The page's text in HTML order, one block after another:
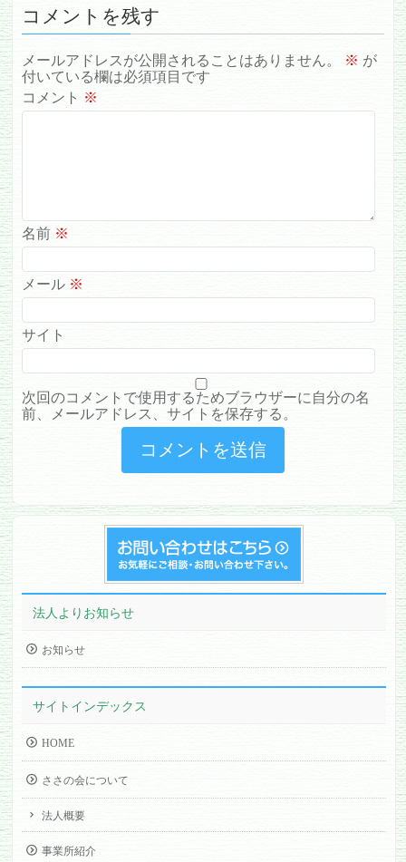
コメントを残す
メールアドレスが公開されることはありません。 ※ が
付いている欄は必須項目です
コメント ※
名前 ※
メール ※
サイト
次回のコメントで使用するためブラウザーに自分の名
前、メールアドレス、サイトを保存する。
法人よりお知らせ
お知らせ
サイトインデックス
HOME
ささの会について
法人概要
事業所紹介